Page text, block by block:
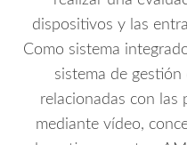
dispositivos y las
Como sistema
sistema de
relacionadas con las
mediante vídeo,